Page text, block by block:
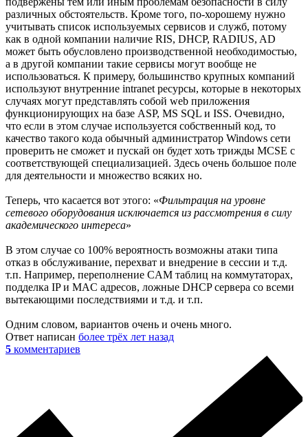
различных обстоятельств. Кроме того, по-хорошему нужно
учитывать список используемых сервисов и служб, потому
как в одной компании наличие RIS, DHCP, RADIUS, AD
может быть обусловлено производственной необходимостью,
а в другой компании такие сервисы могут вообще не
использоваться. К примеру, большинство крупных компаний
используют внутренние intranet ресурсы, которые в некоторых
случаях могут представлять собой web приложения
функционирующих на базе ASP, MS SQL и ISS. Очевидно,
что если в этом случае используется собственный код, то
качество такого кода обычный администратор Windows сети
проверить не сможет и пускай он будет хоть трижды MCSE с
соответствующей специализацией. Здесь очень большое поле
для деятельности и множество всяких но.
Теперь, что касается вот этого: «Фильтрация на уровне
сетевого оборудования исключается из рассмотрения в силу
академического интереса»
В этом случае со 100% вероятность возможны атаки типа
отказ в обслуживание, перехват и внедрение в сессии и т.д.
т.п. Например, переполнение CAM таблиц на коммутаторах,
подделка IP и MAC адресов, ложные DHCP сервера со всеми
вытекающими последствиями и т.д. и т.п.
Одним словом, вариантов очень и очень много.
Ответ написан более трёх лет назад
5 комментариев